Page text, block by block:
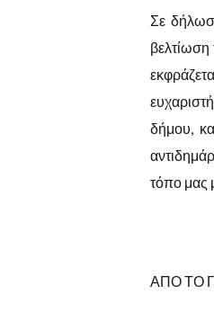
Σε
βελτίωση
δήμου,
τόπο μας
ΑΠΟ ΤΟ